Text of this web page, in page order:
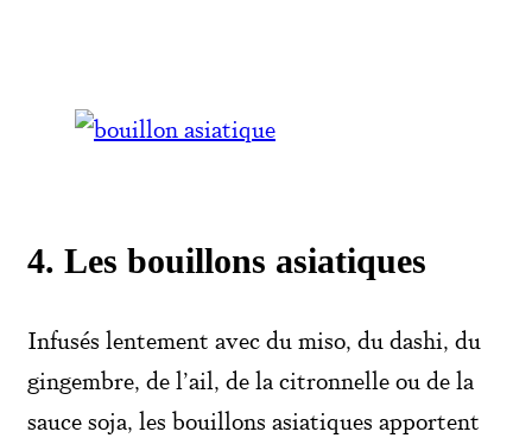
4. Les bouillons asiatiques
Infusés lentement avec du miso, du dashi, du
gingembre, de l’ail, de la citronnelle ou de la
sauce soja, les bouillons asiatiques apportent